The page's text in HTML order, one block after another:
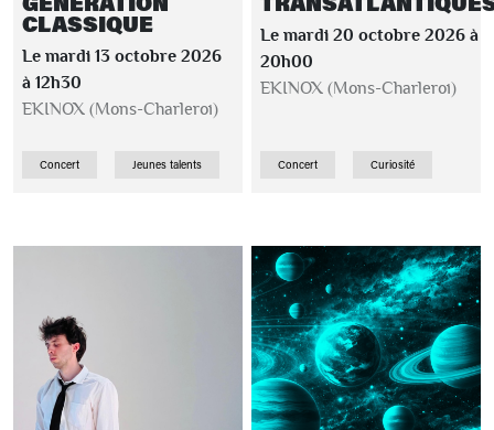
CLASSIQUE
Le mardi 13 octobre 2026
à 12h30
EKINOX (Mons-Charleroi)
Concert Jeunes talents
Le mardi 20 octobre 2026 à
20h00
EKINOX (Mons-Charleroi)
Concert Curiosité